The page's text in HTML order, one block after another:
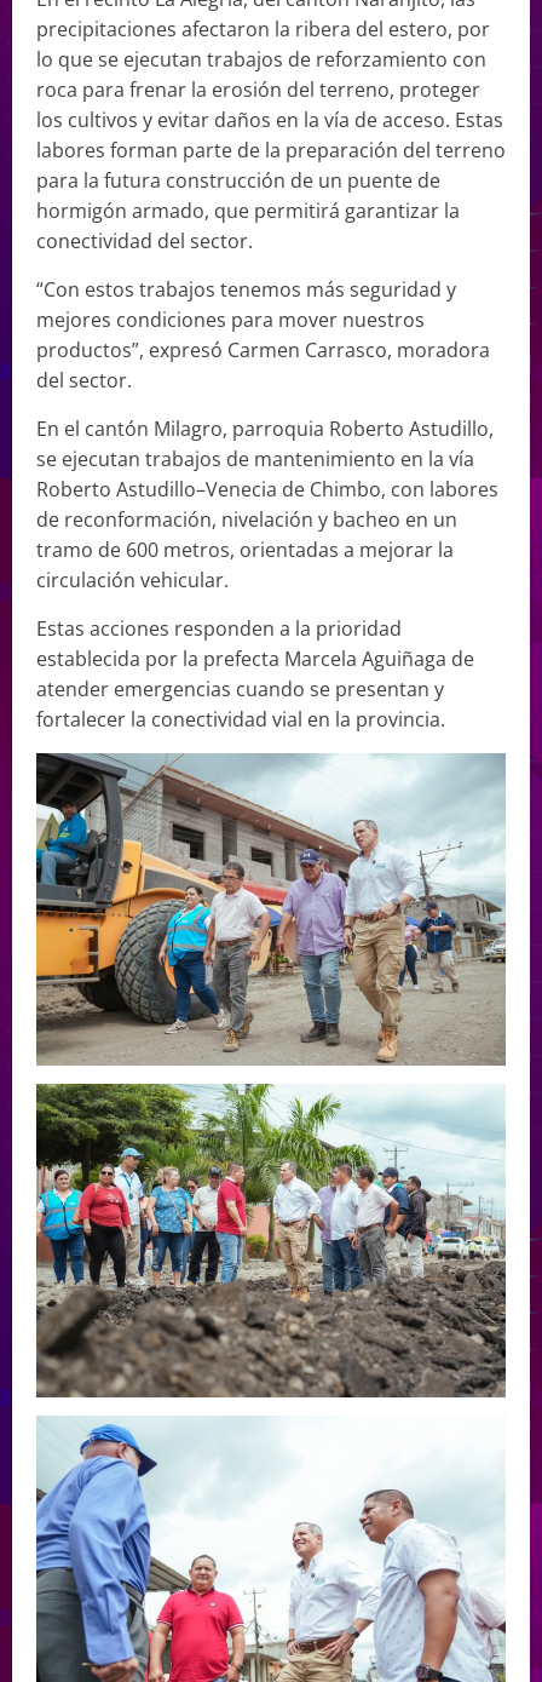
precipitaciones afectaron la ribera del estero, por
lo que se ejecutan trabajos de reforzamiento con
roca para frenar la erosión del terreno, proteger
los cultivos y evitar daños en la vía de acceso. Estas
labores forman parte de la preparación del terreno
para la futura construcción de un puente de
hormigón armado, que permitirá garantizar la
conectividad del sector.
“Con estos trabajos tenemos más seguridad y
mejores condiciones para mover nuestros
productos”, expresó Carmen Carrasco, moradora
del sector.
En el cantón Milagro, parroquia Roberto Astudillo,
se ejecutan trabajos de mantenimiento en la vía
Roberto Astudillo–Venecia de Chimbo, con labores
de reconformación, nivelación y bacheo en un
tramo de 600 metros, orientadas a mejorar la
circulación vehicular.
Estas acciones responden a la prioridad
establecida por la prefecta Marcela Aguiñaga de
atender emergencias cuando se presentan y
fortalecer la conectividad vial en la provincia.